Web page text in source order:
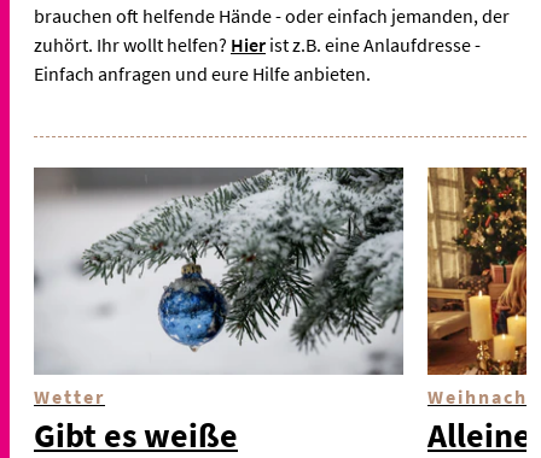
brauchen oft helfende Hände - oder einfach jemanden, der
zuhört. Ihr wollt helfen? Hier ist z.B. eine Anlaufdresse -
Einfach anfragen und eure Hilfe anbieten.
Wetter
Gibt es weiße
Alleine